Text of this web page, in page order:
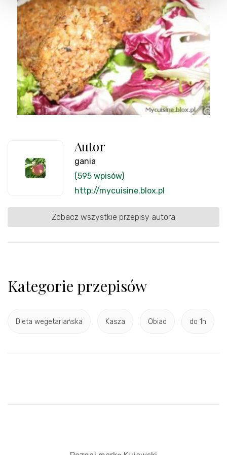
Autor
gania
(595 wpisów)
http://mycuisine.blox.pl
Zobacz wszystkie przepisy autora
Kategorie przepisów
Dieta wegetariańska Kasza Obiad do 1h